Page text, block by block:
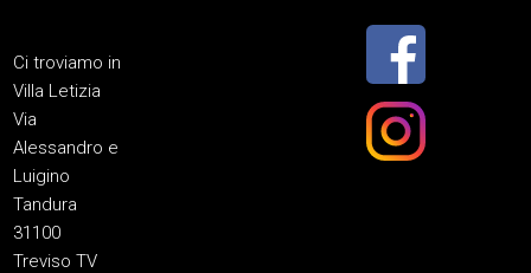
Ci troviamo in
Villa Letizia
Via
Alessandro e
Luigino
Tandura
31100
Treviso TV